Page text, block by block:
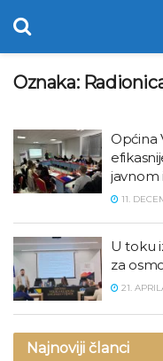
Oznaka:
Općina
javnom
11.
U toku
za
21.
Najnoviji članci